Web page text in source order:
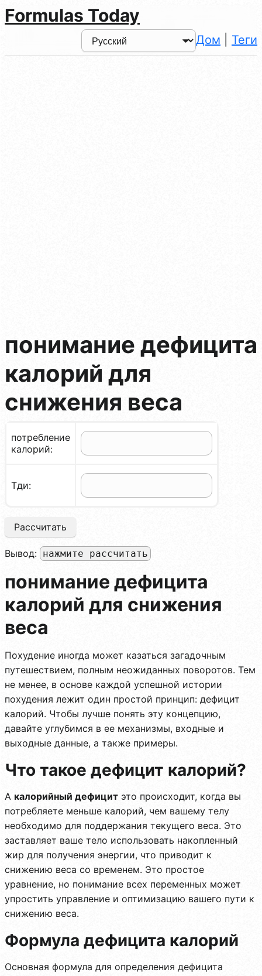
Formulas Today
Дом Теги
понимание дефицита
калорий для
снижения веса
потребление
калорий:
Тди:
Рассчитать
Вывод: нажмите рассчитать
понимание дефицита
калорий для снижения
веса
Похудение иногда может казаться загадочным
путешествием, полным неожиданных поворотов. Тем
не менее, в основе каждой успешной истории
похудения лежит один простой принцип: дефицит
калорий. Чтобы лучше понять эту концепцию,
давайте углубимся в ее механизмы, входные и
выходные данные, а также примеры.
Что такое дефицит калорий?
А калорийный дефицит это происходит, когда вы
потребляете меньше калорий, чем вашему телу
необходимо для поддержания текущего веса. Это
заставляет ваше тело использовать накопленный
жир для получения энергии, что приводит к
снижению веса со временем. Это простое
уравнение, но понимание всех переменных может
упростить управление и оптимизацию вашего пути к
снижению веса.
Формула дефицита калорий
Основная формула для определения дефицита